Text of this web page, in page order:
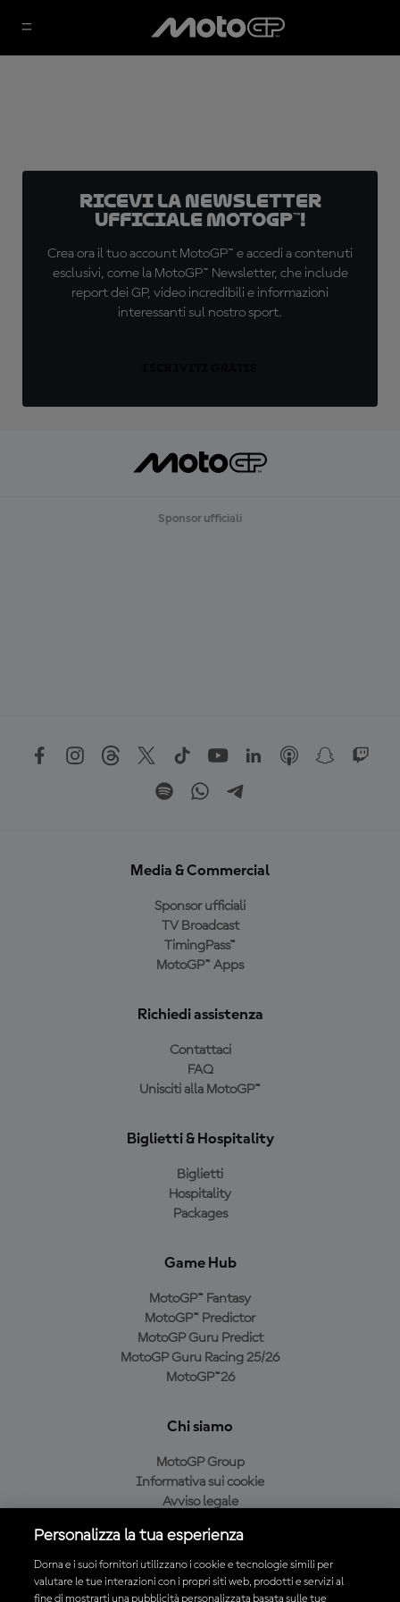
Ricevi la newsletter
ufficiale MotoGP™!
Crea ora il tuo account MotoGP™ e accedi a contenuti
esclusivi, come la MotoGP™ Newsletter, che include
report dei GP, video incredibili e informazioni
interessanti sul nostro sport.
Sponsor ufficiali
Media & Commercial
Sponsor ufficiali
TV Broadcast
TimingPass™
MotoGP™ Apps
Richiedi assistenza
Contattaci
FAQ
Unisciti alla MotoGP™
Biglietti & Hospitality
Biglietti
Hospitality
Packages
Game Hub
MotoGP™ Fantasy
MotoGP™ Predictor
MotoGP Guru Predict
MotoGP Guru Racing 25/26
MotoGP™26
Chi siamo
MotoGP Group
Informativa sui cookie
Avviso legale
Condizioni di acquisto
Personalizza la tua esperienza
Dorna e i suoi fornitori utilizzano i cookie e tecnologie simili per
valutare le tue interazioni con i propri siti web, prodotti e servizi al
fine di mostrarti una pubblicità personalizzata basata sulle tue